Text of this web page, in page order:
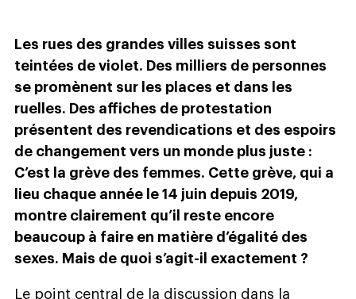
Les rues des grandes villes suisses sont
teintées de violet. Des milliers de personnes
se promènent sur les places et dans les
ruelles. Des affiches de protestation
présentent des revendications et des espoirs
de changement vers un monde plus juste :
C’est la grève des femmes. Cette grève, qui a
lieu chaque année le 14 juin depuis 2019,
montre clairement qu’il reste encore
beaucoup à faire en matière d’égalité des
sexes. Mais de quoi s’agit-il exactement ?
Le point central de la discussion dans la